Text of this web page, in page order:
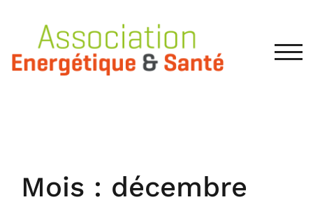
content
Mois : décembre